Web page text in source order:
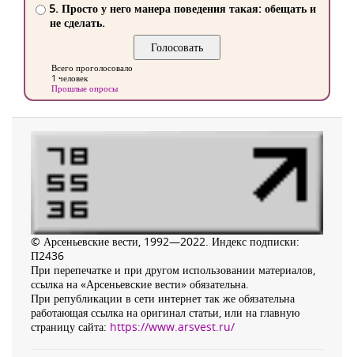
5. Просто у него манера поведения такая: обещать и
не сделать.
Всего проголосовало
1 человек
Прошлые опросы
© Арсеньевские вести, 1992—2022. Индекс подписки:
П2436
При перепечатке и при другом использовании материалов,
ссылка на «Арсеньевские вести» обязательна.
При републикации в сети интернет так же обязательна
работающая ссылка на оригинал статьи, или на главную
страницу сайта: https://www.arsvest.ru/